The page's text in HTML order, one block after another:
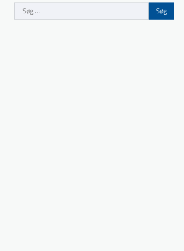
Søg
efter: